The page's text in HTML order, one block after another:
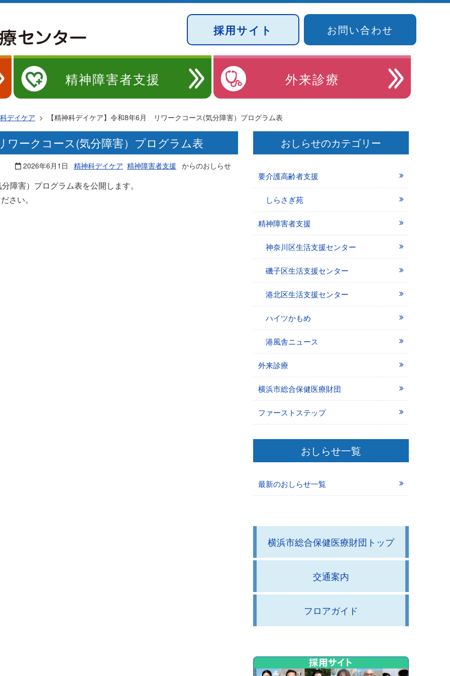
採用サイト お問い合わせ
精神障害者支援 外来診療
デイケア > 【精神科デイケア】令和8年6月 リワークコース(気分障害）プログラム表
ワークコース(気分障害）プログラム表
2026年6月1日 精神科デイケア 精神障害者支援 からのおしらせ
障害）プログラム表を公開します。
さい。
おしらせのカテゴリー
要介護高齢者支援
しらさぎ苑
精神障害者支援
神奈川区生活支援センター
磯子区生活支援センター
港北区生活支援センター
ハイツかもめ
港風舎ニュース
外来診療
横浜市総合保健医療財団
ファーストステップ
おしらせ一覧
最新のおしらせ一覧
横浜市総合保健医療財団トップ
交通案内
フロアガイド